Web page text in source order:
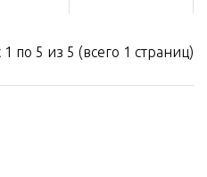
по 5 из 5 (всего 1 страниц)